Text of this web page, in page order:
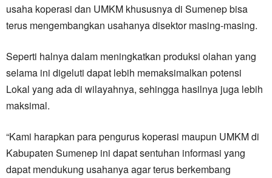
usaha koperasi dan UMKM khususnya di Sumenep bisa
terus mengembangkan usahanya disektor masing-masing.
Seperti halnya dalam meningkatkan produksi olahan yang
selama ini digeluti dapat lebih memaksimalkan potensi
Lokal yang ada di wilayahnya, sehingga hasilnya juga lebih
maksimal.
“Kami harapkan para pengurus koperasi maupun UMKM di
Kabupaten Sumenep ini dapat sentuhan informasi yang
dapat mendukung usahanya agar terus berkembang